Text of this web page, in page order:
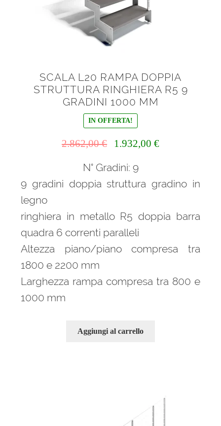
SCALA L20 RAMPA DOPPIA
STRUTTURA RINGHIERA R5 9
GRADINI 1000 MM
IN OFFERTA!
2.862,00€
originale
2.862,00 €.
1.932,00 €Il
1.932,00 €.
N° Gradini: 9
9 gradini doppia struttura gradino in
legno
ringhiera in metallo R5 doppia barra
quadra 6 correnti paralleli
Altezza piano/piano compresa tra
1800 e 2200 mm
Larghezza rampa compresa tra 800 e
1000 mm
Aggiungi al carrello